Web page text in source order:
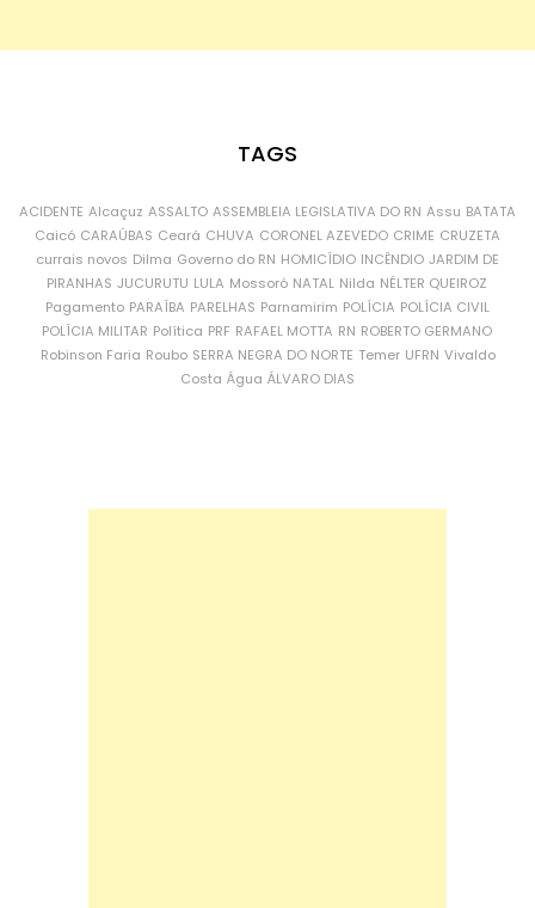
TAGS
ACIDENTE Alcaçuz ASSALTO ASSEMBLEIA LEGISLATIVA DO RN Assu BATATA
Caicó CARAÚBAS Ceará CHUVA CORONEL AZEVEDO CRIME CRUZETA
currais novos Dilma Governo do RN HOMICÍDIO INCÊNDIO JARDIM DE
PIRANHAS JUCURUTU LULA Mossoró NATAL Nilda NÉLTER QUEIROZ
Pagamento PARAÍBA PARELHAS Parnamirim POLÍCIA POLÍCIA CIVIL
POLÍCIA MILITAR Política PRF RAFAEL MOTTA RN ROBERTO GERMANO
Robinson Faria Roubo SERRA NEGRA DO NORTE Temer UFRN Vivaldo
Costa Água ÁLVARO DIAS